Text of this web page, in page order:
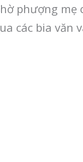
phượng mẹ
các bia văn